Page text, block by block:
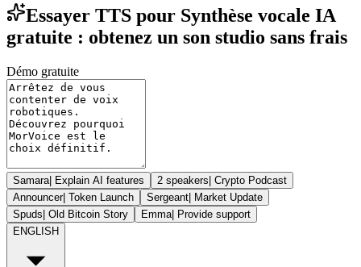
Essayer TTS pour Synthèse vocale IA
gratuite : obtenez un son studio sans frais
Démo gratuite
Samara| Explain AI features 2 speakers| Crypto Podcast
Announcer| Token Launch Sergeant| Market Update
Spuds| Old Bitcoin Story Emma| Provide support
ENGLISH